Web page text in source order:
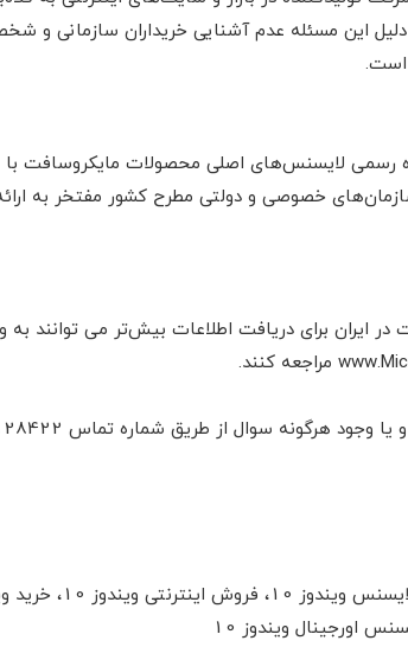
دلیل این مسئله عدم آشنایی خریداران سازمانی
است.
رسمی لایسنس‌های اصلی محصولات مایکروسافت
خصوصی و دولتی مطرح کشور مفتخر به
در ایران برای دریافت اطلاعات بیش‌تر می
سوال از طریق شماره تماس 02128422 با ما در تماس باشید.